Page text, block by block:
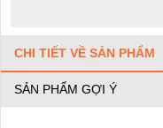
CHI TIẾT VỀ SẢN PHẨM
SẢN PHẨM GỢI Ý